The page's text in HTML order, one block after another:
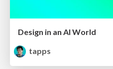
Design in an AI World
tapps